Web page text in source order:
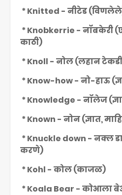
* Knitted - नीटेड
* Knobkerrie - नॉबकेरी
काठी)
* Knoll - नोल (लहान
* Know-how - नो-हाऊ
* Knowledge - नॉलेज
* Known - नोन (ज्ञात,
* Knuckle down - नक्ल
करणे)
* Kohl - कोल (काजळ)
* Koala Bear - कोआला